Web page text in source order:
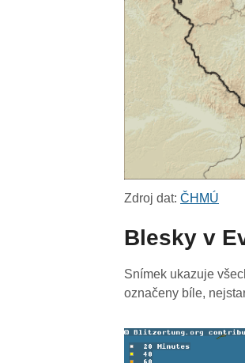
Zdroj dat:ČHMÚ
Blesky v
Snímek ukazuje
označeny bíle,